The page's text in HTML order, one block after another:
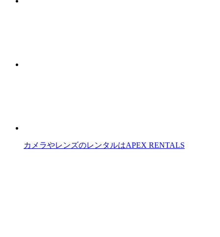
カメラやレンズのレンタルはAPEX RENTALS